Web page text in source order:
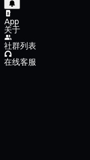
App
关于
社群列表
在线客服